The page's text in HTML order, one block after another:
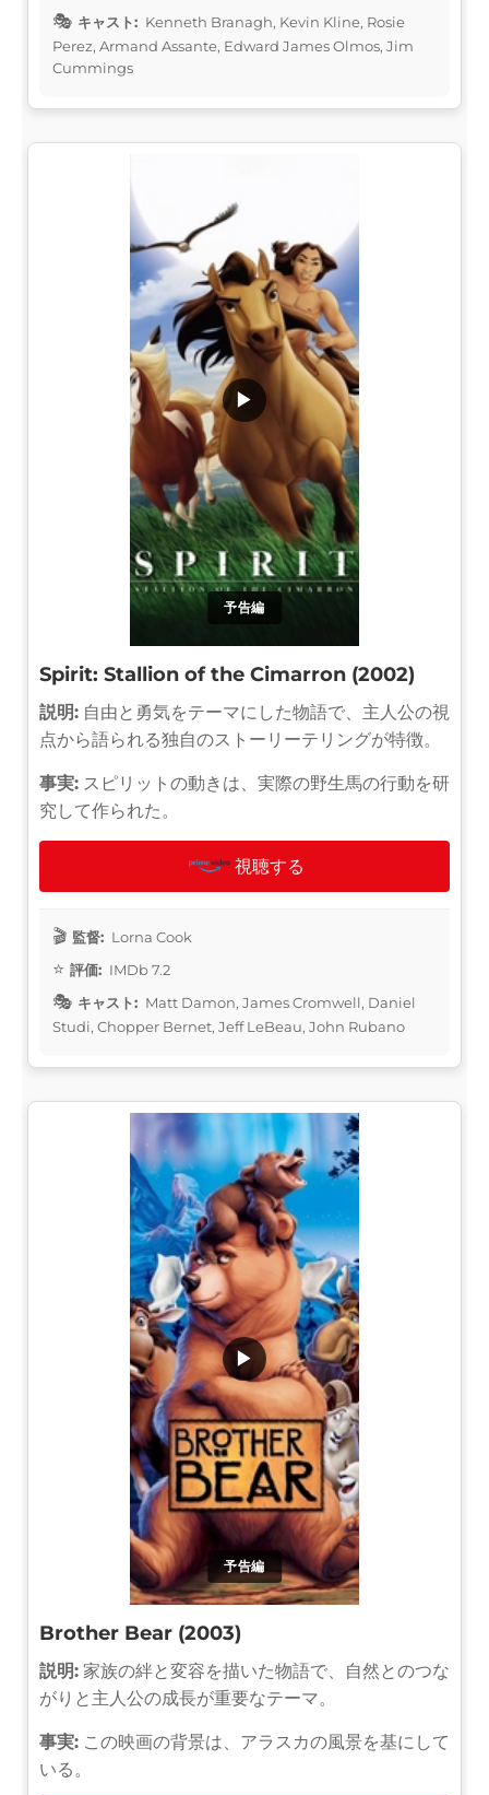
キャスト: Kenneth Branagh, Kevin Kline, Rosie
Perez, Armand Assante, Edward James Olmos, Jim
Cummings
予告編
▶
Spirit: Stallion of the Cimarron (2002)
説明: 自由と勇気をテーマにした物語で、主人公の視
点から語られる独自のストーリーテリングが特徴。
事実: スピリットの動きは、実際の野生馬の行動を研
究して作られた。
視聴する
監督: Lorna Cook
評価: IMDb 7.2
キャスト: Matt Damon, James Cromwell, Daniel
Studi, Chopper Bernet, Jeff LeBeau, John Rubano
予告編
▶
Brother Bear (2003)
説明: 家族の絆と変容を描いた物語で、自然とのつな
がりと主人公の成長が重要なテーマ。
事実: この映画の背景は、アラスカの風景を基にして
いる。